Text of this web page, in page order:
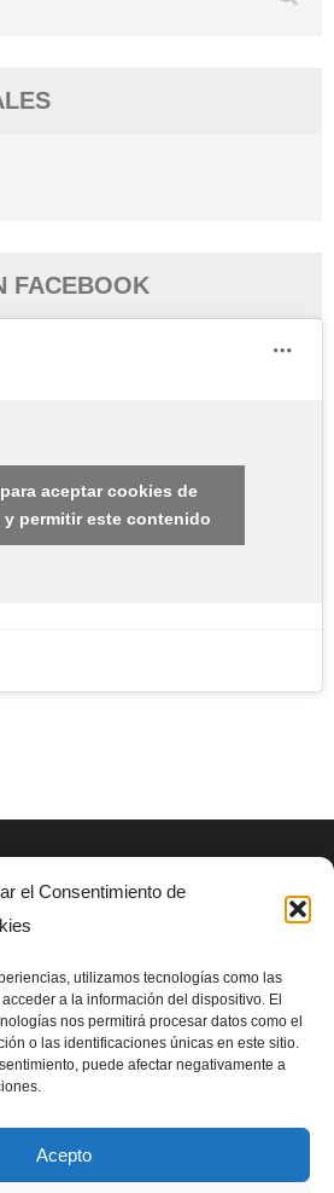
el Consentimiento de
utilizamos tecnologías como las
a la información del dispositivo. El
nos permitirá procesar datos como el
o las identificaciones únicas en este sitio.
puede afectar negativamente a
Acepto
FACEBOOK
aceptar cookies de
y permitir este contenido